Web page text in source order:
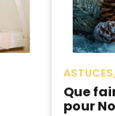
Que
pour